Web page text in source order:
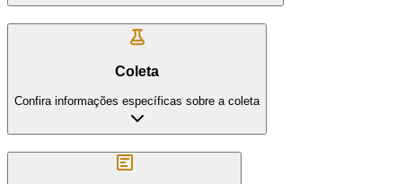
Coleta
Confira informações específicas sobre a coleta